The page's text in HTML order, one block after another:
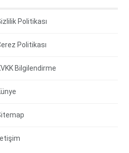
Politikası
Politikası
Bilgilendirme
İletişim